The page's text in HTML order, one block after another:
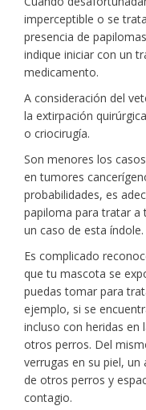
imperceptible o se
presencia de
indique iniciar con un
medicamento.
A consideración del
la extirpación
o criocirugía.
Son menores los
en tumores
probabilidades, es
papiloma para tratar a
un caso de esta índole.
Es complicado
que tu mascota se
puedas tomar para
ejemplo, si se
incluso con heridas en
otros perros. Del
verrugas en su piel,
de otros perros y
contagio.